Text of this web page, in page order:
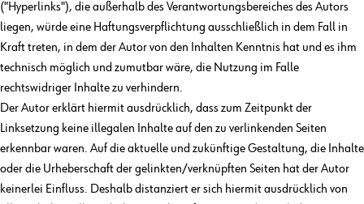
("Hyperlinks"), die außerhalb des Verantwortungsbereiches des Autors
liegen, würde eine Haftungsverpflichtung ausschließlich in dem Fall in
Kraft treten, in dem der Autor von den Inhalten Kenntnis hat und es ihm
technisch möglich und zumutbar wäre, die Nutzung im Falle
rechtswidriger Inhalte zu verhindern.
Der Autor erklärt hiermit ausdrücklich, dass zum Zeitpunkt der
Linksetzung keine illegalen Inhalte auf den zu verlinkenden Seiten
erkennbar waren. Auf die aktuelle und zukünftige Gestaltung, die Inhalte
oder die Urheberschaft der gelinkten/verknüpften Seiten hat der Autor
keinerlei Einfluss. Deshalb distanziert er sich hiermit ausdrücklich von